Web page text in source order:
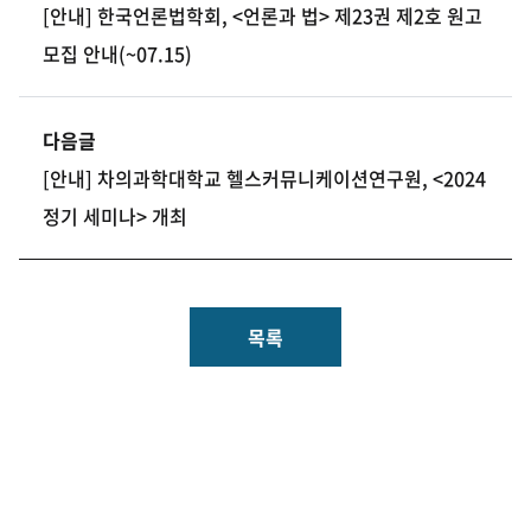
[안내] 한국언론법학회, <언론과 법> 제23권 제2호 원고
모집 안내(~07.15)
다음글
[안내] 차의과학대학교 헬스커뮤니케이션연구원, <2024
정기 세미나> 개최
목록